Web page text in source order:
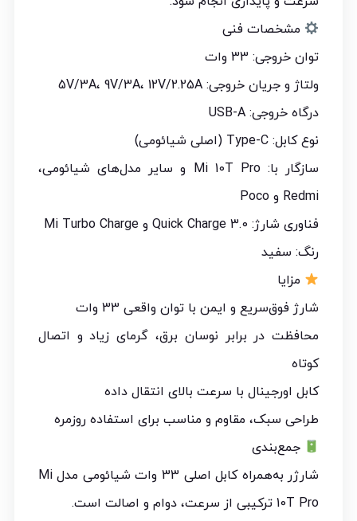
مشخصات فنی
توان خروجی: 33 وات
ولتاژ و جریان خروجی: 5V/3A، 9V/3A، 12V/2.25A
درگاه خروجی: USB-A
نوع کابل: Type-C (اصلی شیائومی)
سازگار با: Mi 10T Pro و سایر مدل‌های شیائومی،
Redmi و Poco
فناوری شارژ: Quick Charge 3.0 و Mi Turbo Charge
رنگ: سفید
مزایا
شارژ فوق‌سریع و ایمن با توان واقعی 33 وات
محافظت در برابر نوسان برق، گرمای زیاد و اتصال
کوتاه
کابل اورجینال با سرعت بالای انتقال داده
طراحی سبک، مقاوم و مناسب برای استفاده روزمره
جمع‌بندی
شارژر به‌همراه کابل اصلی 33 وات شیائومی مدل Mi
10T Pro ترکیبی از سرعت، دوام و اصالت است.